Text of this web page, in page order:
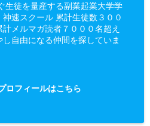
生徒を量産する副業起業大学学
神速スクール 累計生徒数３００
計メルマガ読者７０００名超え
し自由になる仲間を探していま
ロフィールはこちら